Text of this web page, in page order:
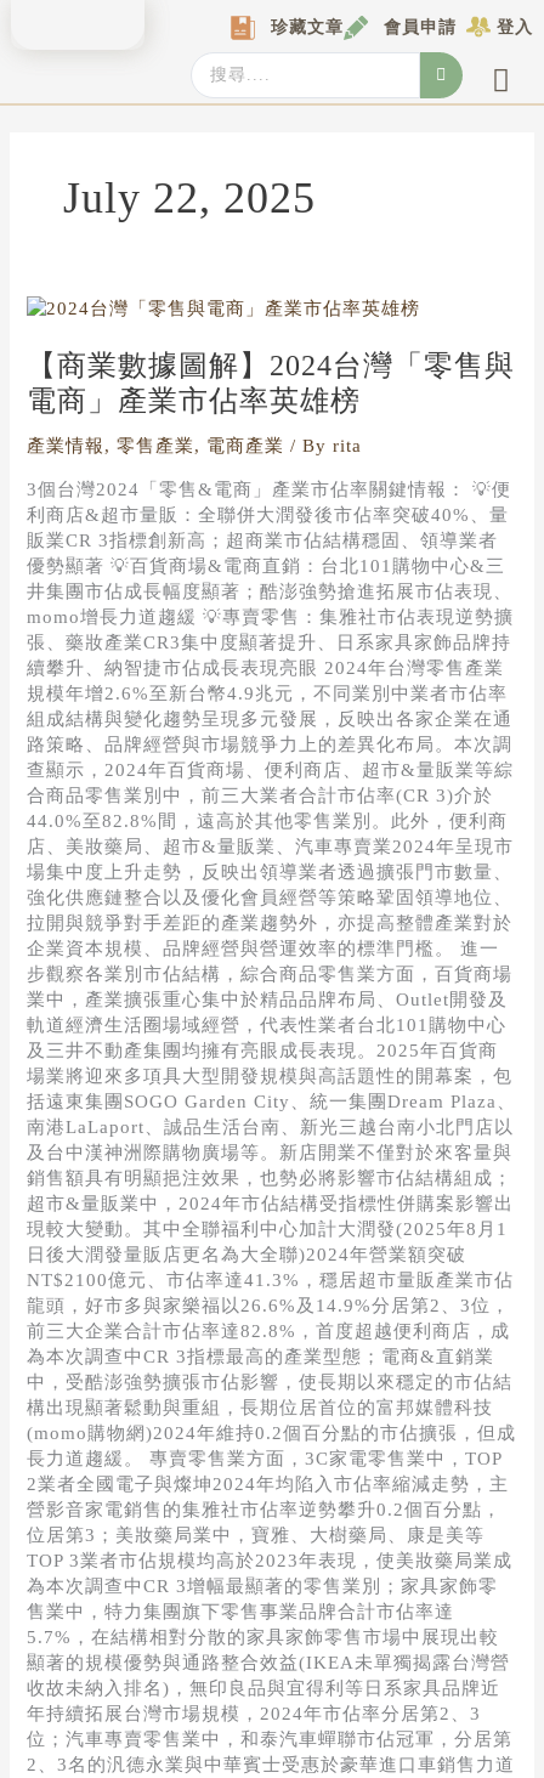
珍藏文章 會員申請 登入
Search
...
July 22, 2025
【商業數據圖解】2024台灣「零售與
電商」產業市佔率英雄榜
產業情報,零售產業, 電商產業 / Byrita
3個台灣2024「零售&電商」產業市佔率關鍵情報： 💡便
利商店&超市量販：全聯併大潤發後市佔率突破40%、量
販業CR 3指標創新高；超商業市佔結構穩固、領導業者
優勢顯著 💡百貨商場&電商直銷：台北101購物中心&三
井集團市佔成長幅度顯著；酷澎強勢搶進拓展市佔表現、
momo增長力道趨緩 💡專賣零售：集雅社市佔表現逆勢擴
張、藥妝產業CR3集中度顯著提升、日系家具家飾品牌持
續攀升、納智捷市佔成長表現亮眼 2024年台灣零售產業
規模年增2.6%至新台幣4.9兆元，不同業別中業者市佔率
組成結構與變化趨勢呈現多元發展，反映出各家企業在通
路策略、品牌經營與市場競爭力上的差異化布局。本次調
查顯示，2024年百貨商場、便利商店、超市&量販業等綜
合商品零售業別中，前三大業者合計市佔率(CR 3)介於
44.0%至82.8%間，遠高於其他零售業別。此外，便利商
店、美妝藥局、超市&量販業、汽車專賣業2024年呈現市
場集中度上升走勢，反映出領導業者透過擴張門市數量、
強化供應鏈整合以及優化會員經營等策略鞏固領導地位、
拉開與競爭對手差距的產業趨勢外，亦提高整體產業對於
企業資本規模、品牌經營與營運效率的標準門檻。 進一
步觀察各業別市佔結構，綜合商品零售業方面，百貨商場
業中，產業擴張重心集中於精品品牌布局、Outlet開發及
軌道經濟生活圈場域經營，代表性業者台北101購物中心
及三井不動產集團均擁有亮眼成長表現。2025年百貨商
場業將迎來多項具大型開發規模與高話題性的開幕案，包
括遠東集團SOGO Garden City、統一集團Dream Plaza、
南港LaLaport、誠品生活台南、新光三越台南小北門店以
及台中漢神洲際購物廣場等。新店開業不僅對於來客量與
銷售額具有明顯挹注效果，也勢必將影響市佔結構組成；
超市&量販業中，2024年市佔結構受指標性併購案影響出
現較大變動。其中全聯福利中心加計大潤發(2025年8月1
日後大潤發量販店更名為大全聯)2024年營業額突破
NT$2100億元、市佔率達41.3%，穩居超市量販產業市佔
龍頭，好市多與家樂福以26.6%及14.9%分居第2、3位，
前三大企業合計市佔率達82.8%，首度超越便利商店，成
為本次調查中CR 3指標最高的產業型態；電商&直銷業
中，受酷澎強勢擴張市佔影響，使長期以來穩定的市佔結
構出現顯著鬆動與重組，長期位居首位的富邦媒體科技
(momo購物網)2024年維持0.2個百分點的市佔擴張，但成
長力道趨緩。 專賣零售業方面，3C家電零售業中，TOP
2業者全國電子與燦坤2024年均陷入市佔率縮減走勢，主
營影音家電銷售的集雅社市佔率逆勢攀升0.2個百分點，
位居第3；美妝藥局業中，寶雅、大樹藥局、康是美等
TOP 3業者市佔規模均高於2023年表現，使美妝藥局業成
為本次調查中CR 3增幅最顯著的零售業別；家具家飾零
售業中，特力集團旗下零售事業品牌合計市佔率達
5.7%，在結構相對分散的家具家飾零售市場中展現出較
顯著的規模優勢與通路整合效益(IKEA未單獨揭露台灣營
收故未納入排名)，無印良品與宜得利等日系家具品牌近
年持續拓展台灣市場規模，2024年市佔率分居第2、3
位；汽車專賣零售業中，和泰汽車蟬聯市佔冠軍，分居第
2、3名的汎德永業與中華賓士受惠於豪華進口車銷售力道
【商
數
據
圖
解】
2024
台
灣
「零
售
與
電
商」
產
業
市
佔
率
英
雄
榜